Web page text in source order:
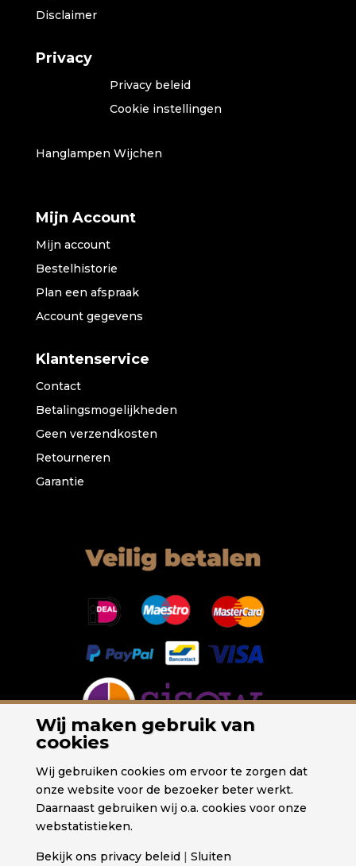
Disclaimer
Privacy
Privacy beleid
Cookie instellingen
Hanglampen Wijchen
Mijn Account
Mijn account
Bestelhistorie
Plan een afspraak
Account gegevens
Klantenservice
Contact
Betalingsmogelijkheden
Geen verzendkosten
Retourneren
Garantie
Wij maken gebruik van
cookies
Wij gebruiken cookies om ervoor te zorgen dat
onze website voor de bezoeker beter werkt.
Daarnaast gebruiken wij o.a. cookies voor onze
webstatistieken.
Bekijk ons privacy beleid | Sluiten